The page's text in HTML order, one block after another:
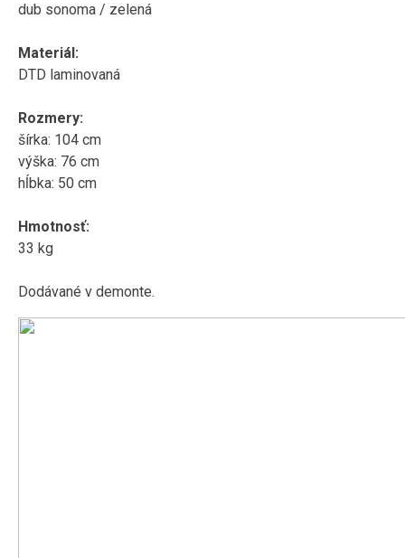
dub sonoma / zelená
Materiál:
DTD laminovaná
Rozmery:
šírka: 104 cm
výška: 76 cm
hĺbka: 50 cm
Hmotnosť:
33 kg
Dodávané v demonte.